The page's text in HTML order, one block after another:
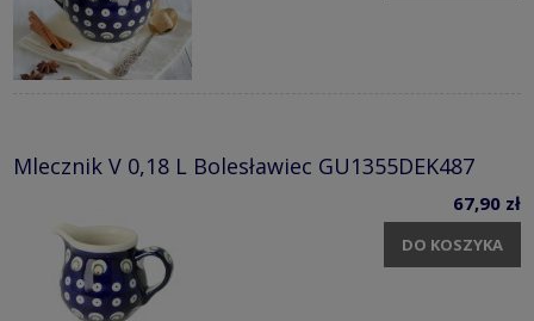
Mlecznik V 0,18 L Bolesławiec GU1355DEK487
67,90 zł
DO KOSZYKA